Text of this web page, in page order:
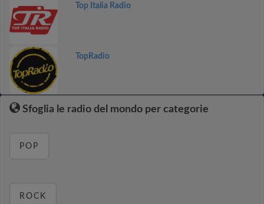
Top Italia Radio
TopRadio
Sfoglia le radio del mondo per categorie
POP
ROCK